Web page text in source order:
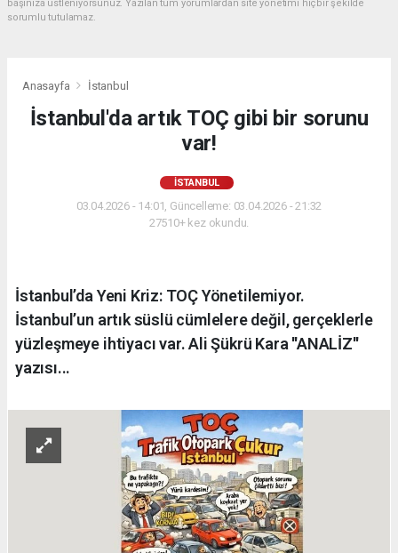
başınıza üstleniyorsunuz. Yazılan tüm yorumlardan site yönetimi hiçbir şekilde
sorumlu tutulamaz.
Anasayfa İstanbul
İstanbul'da artık TOÇ gibi bir sorunu
var!
İSTANBUL
03.04.2026 - 14:01, Güncelleme: 03.04.2026 - 21:32
27510+ kez okundu.
İstanbul’da Yeni Kriz: TOÇ Yönetilemiyor.
İstanbul’un artık süslü cümlelere değil, gerçeklerle
yüzleşmeye ihtiyacı var. Ali Şükrü Kara ''ANALİZ''
yazısı...